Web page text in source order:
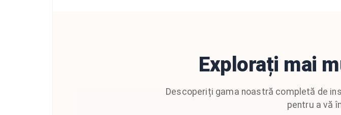
Explorați mai
Descoperiți gama noastră completă de
pentru a vă